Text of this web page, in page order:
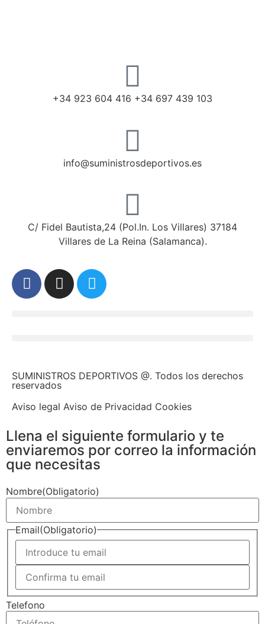
+34 923 604 416 +34 697 439 103
info@suministrosdeportivos.es
C/ Fidel Bautista,24 (Pol.In. Los Villares) 37184
Villares de La Reina (Salamanca).
SUMINISTROS DEPORTIVOS @. Todos los derechos
reservados
Aviso legal Aviso de Privacidad Cookies
Llena el siguiente formulario y te
enviaremos por correo la información
que necesitas
Nombre(Obligatorio)
Email(Obligatorio)
Telefono